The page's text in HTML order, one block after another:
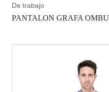
De trabajo
PANTALON GRAFA OMBU